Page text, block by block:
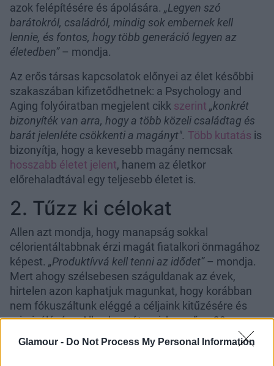
Glamour - Do Not Process My Personal Information
azok felépítésére és ápolására. „Legyen szó
barátokról, családról, mindig sok embernek kell
lennie, és fontos, hogy több generáció legyen az
életedben”– mondja.
Az erős társas kapcsolatok előnyei az élet későbbi
szakaszában kifizetődhetnek: a Psychology and
Aging folyóiratban megjelent cikk szerint „konkrét
bizonyíték van arra, hogy a több közeli családtag és
barát jelenléte csökkenti a magányt". Több kutatás is
bizonyítja, hogy a kevesebb magány nemcsak
hosszabb életet jelent, hanem az életkor
előrehaladtával egy teljesebb életet is.
2. Tűzz ki célokat
Allen azt mondja, hogy manapság sokkal
célorientáltabbnak érzi magát fiatalkori önmagához
képest. „Produktívvá kell tenni az idődet”– mondja.
Mert ahogy szélsebesen száguldanak az évek,
hirtelen azon kaphatjuk magunkat, hogy korábban
nem fókuszáltunk eléggé a céljaink kitűzésére és
priorizálására. Allen hozzáteszi, hogy ő„a 20-as
éveiben nem figyelt eléggé oda” erre.
„A 30-as és a
40-es éveimben születtek a gyermekeim, és most